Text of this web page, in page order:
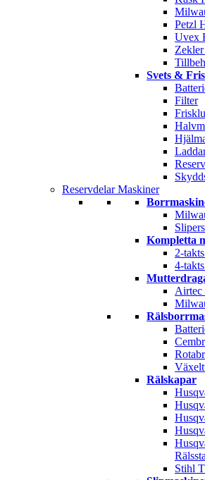
Petzl
Uvex
Svets &
Filter
Reservdelar Maskiner
Kompletta
2-
4-
Airtec
Rälskapar
Stihl